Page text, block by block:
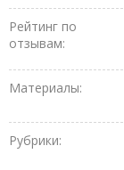
Рейтинг по
отзывам:
Материалы:
Рубрики: